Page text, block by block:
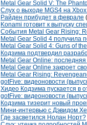
Metal Gear Solid V: The
Слух о выходе MGS4 на
Райден прибудет в феврале
Konami готовит к выпуску
События Metal Gear Rising:
Metal Gear Solid 4 получила
Metal Gear Solid 4: Guns of
Кодзима подтвердил
Metal Gear Online:
Metal Gear Online закроет
Metal Gear Rising:
gotFive: видеоновости
Хидео Кодзима пускается в
gotFive: видеоновости
Кодзима тизерит новый
Мини-интервью с Дэвидом
Где засветился Нолан Норт?